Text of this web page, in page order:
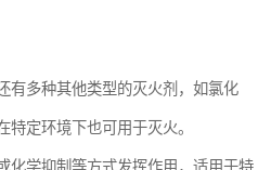
有多种其他类型的灭火剂，如氯化
定环境下也可用于灭火。